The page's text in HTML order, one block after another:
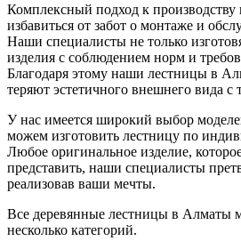
Комплексный подход к производству
избавиться от забот о монтаже и
Наши специалисты не только
изделия с соблюдением норм и
Благодаря этому наши лестницы в
теряют эстетичного внешнего вида с
У нас имеется широкий выбор
можем изготовить лестницу по
Любое оригинальное изделие,
представить, наши специалисты
реализовав ваши мечты.
Все деревянные лестницы в Алматы
несколько категорий.